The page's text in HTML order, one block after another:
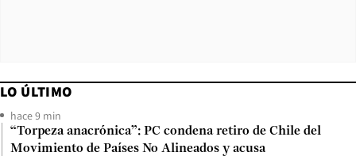
LO ÚLTIMO
hace 9 min
“Torpeza anacrónica”: PC condena retiro de Chile del
Movimiento de Países No Alineados y acusa